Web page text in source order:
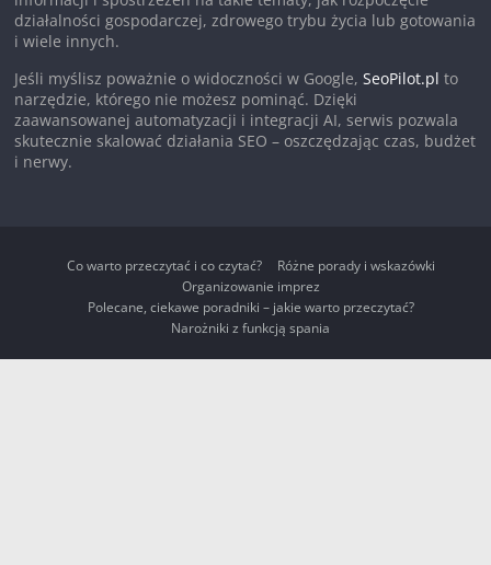
działalności gospodarczej, zdrowego trybu życia lub gotowania
i wiele innych.
Jeśli myślisz poważnie o widoczności w Google,SeoPilot.pl to
narzędzie, którego nie możesz pominąć. Dzięki
zaawansowanej automatyzacji i integracji AI, serwis pozwala
skutecznie skalować działania SEO – oszczędzając czas, budżet
i nerwy.
Co warto przeczytać i co czytać?
Różne porady i wskazówki
Organizowanie imprez
Polecane, ciekawe poradniki – jakie warto przeczytać?
Narożniki z funkcją spania